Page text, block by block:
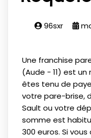
96sxr
Une franchise
(Aude - 11) est
êtes tenu de
votre pare-brise,
Sault ou votre
somme est
300 euros. Si